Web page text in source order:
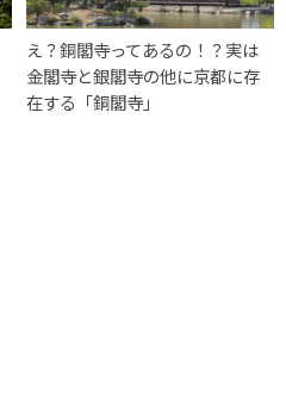
え？銅閣寺ってあるの！？実は
金閣寺と銀閣寺の他に京都に存
在する「銅閣寺」